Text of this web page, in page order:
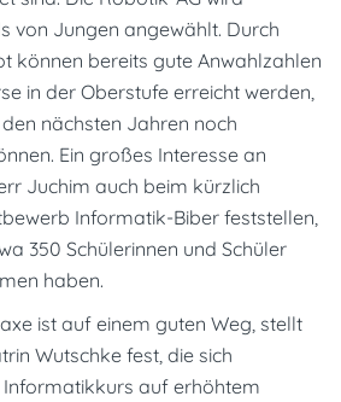
von Jungen angewählt. Durch
können bereits gute Anwahlzahlen
in der Oberstufe erreicht werden,
nächsten Jahren noch
Ein großes Interesse an
Juchim auch beim kürzlich
Informatik-Biber feststellen,
350 Schülerinnen und Schüler
haben.
ist auf einem guten Weg, stellt
Wutschke fest, die sich
auf erhöhtem